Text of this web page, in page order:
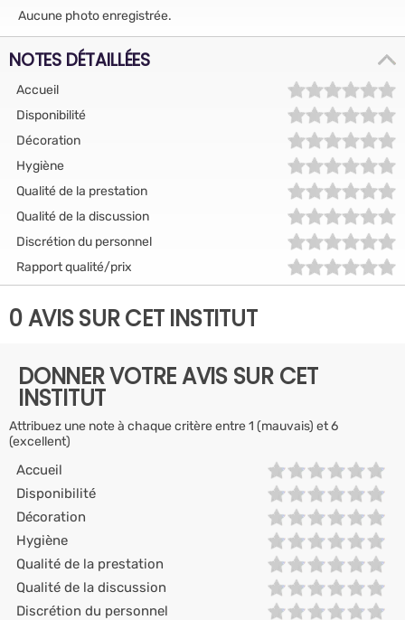
Aucune photo enregistrée.
NOTES DÉTAILLÉES
Accueil
Disponibilité
Décoration
Hygiène
Qualité de la prestation
Qualité de la discussion
Discrétion du personnel
Rapport qualité/prix
0 AVIS SUR CET INSTITUT
DONNER VOTRE AVIS SUR CET
INSTITUT
Attribuez une note à chaque critère entre 1 (mauvais) et 6
(excellent)
Accueil
Disponibilité
Décoration
Hygiène
Qualité de la prestation
Qualité de la discussion
Discrétion du personnel